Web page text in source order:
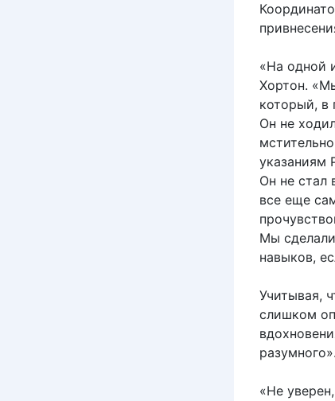
«На одной
Хортон.
который, в
Он не
указаниям
Он не стал
все еще
Мы
навыков,
Учитывая,
слишком
разумного».
«Не